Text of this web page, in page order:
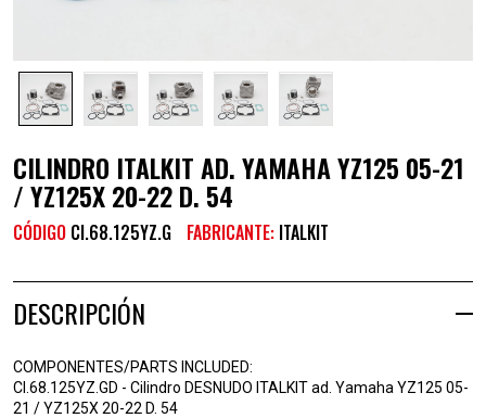
CILINDRO ITALKIT AD. YAMAHA YZ125 05-21
/ YZ125X 20-22 D. 54
CÓDIGO CI.68.125YZ.G FABRICANTE: ITALKIT
DESCRIPCIÓN
COMPONENTES/PARTS INCLUDED:
CI.68.125YZ.GD - Cilindro DESNUDO ITALKIT ad. Yamaha YZ125 05-
21 / YZ125X 20-22 D. 54